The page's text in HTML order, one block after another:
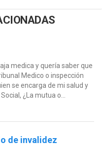
medica y quería saber que
Medico o inspección
se encarga de mi salud y
¿La mutua o...
de invalidez